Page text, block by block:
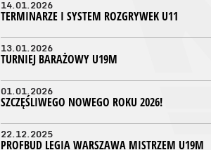
14.01.2026
TERMINARZE I SYSTEM ROZGRYWEK U11
13.01.2026
TURNIEJ BARAŻOWY U19M
01.01.2026
SZCZĘŚLIWEGO NOWEGO ROKU 2026!
22.12.2025
PROFBUD LEGIA WARSZAWA MISTRZEM U19M